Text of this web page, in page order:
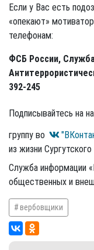
Если у Вас есть
«опекают»
телефонам:
ФСБ России,
392-245
Подписывайтесь на
группу во
из жизни
Служба информации
общественных и
вербовщики